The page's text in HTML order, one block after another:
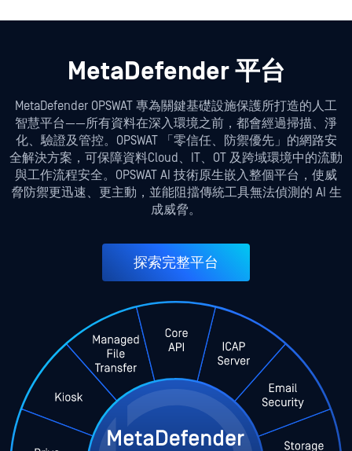
MetaDefender 平台
MetaDefender OPSWAT 專為關鍵基礎設施保護所打造的人工
智慧平台——所有資料在深入環境之前，都會經過掃描、淨
化、驗證及管控。OPSWAT 「零信任、防禦優先」的網路安
全解決方案，可保障資料Cloud、IT、OT 及跨域環境中的流動
與工作流程安全。OPSWAT AI 技術原生嵌入整個平台，使威
脅防禦更迅速、更主動，並能阻擋傳統工具無法偵測的 AI 生
成威脅。
探索完整平台